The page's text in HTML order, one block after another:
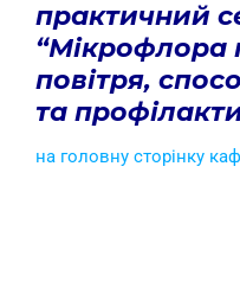
практичний
“Мікрофлора
повітря,
та
на головну сторінку